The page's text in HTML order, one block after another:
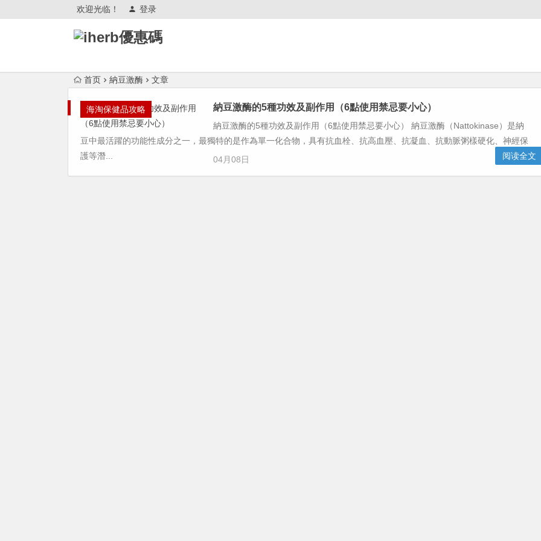
欢迎光临！ 登录
首页 納豆激酶 文章
海淘保健品攻略 納豆激酶的5種功效及副作用（6點使用禁忌要小心）
納豆激酶的5種功效及副作用（6點使用禁忌要小心） 納豆激酶（Nattokinase）是納
豆中最活躍的功能性成分之一，最獨特的是作為單一化合物，具有抗血栓、抗高血壓、抗凝血、抗動脈粥樣硬化、神經保
護等潛...
04月08日 阅读全文